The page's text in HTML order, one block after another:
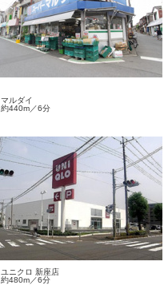
マルダイ
約440m／6分
ユニクロ 新座店
約480m／6分